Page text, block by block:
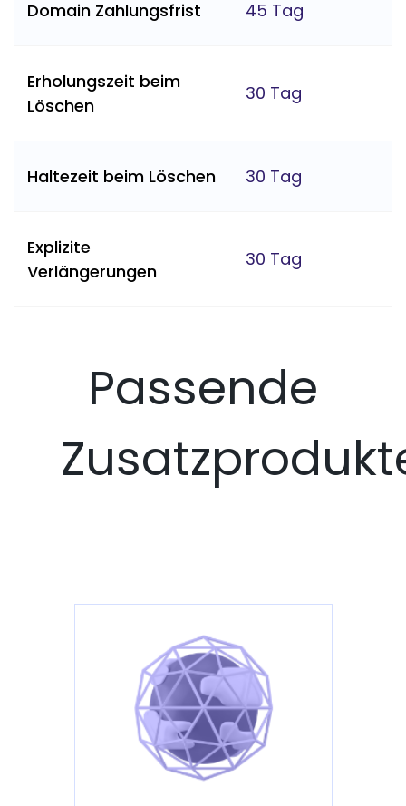
Domain Zahlungsfrist 45 Tag
Erholungszeit beim
Löschen
30 Tag
Haltezeit beim Löschen 30 Tag
Explizite
Verlängerungen
30 Tag
Passende